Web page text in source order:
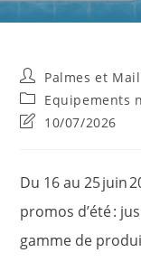
Auteur/autrice
de
la
publication :
Palmes et
Post
category:
Equipements
Dernière
publication :
10/07/2026
Du 16 au 25 juin
promos d’été :
gamme de